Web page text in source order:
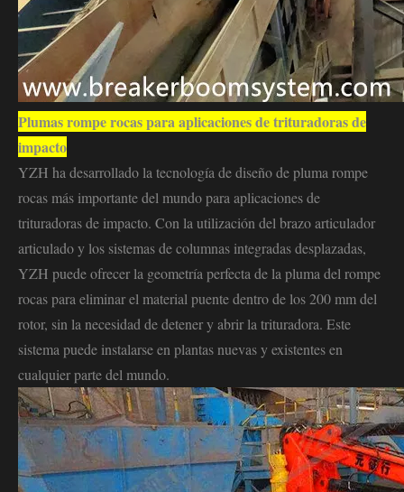
Plumas rompe rocas para aplicaciones de trituradoras de
impacto
YZH ha desarrollado la tecnología de diseño de pluma rompe
rocas más importante del mundo para aplicaciones de
trituradoras de impacto. Con la utilización del brazo articulador
articulado y los sistemas de columnas integradas desplazadas,
YZH puede ofrecer la geometría perfecta de la pluma del rompe
rocas para eliminar el material puente dentro de los 200 mm del
rotor, sin la necesidad de detener y abrir la trituradora. Este
sistema puede instalarse en plantas nuevas y existentes en
cualquier parte del mundo.